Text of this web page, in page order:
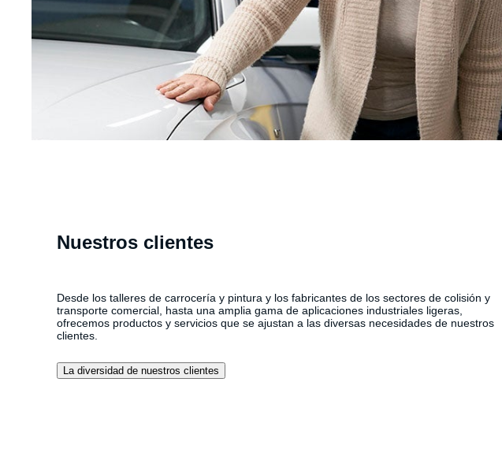
Nuestros clientes
Desde los talleres de carrocería y pintura y los fabricantes de los sectores de colisión y
transporte comercial, hasta una amplia gama de aplicaciones industriales ligeras,
ofrecemos productos y servicios que se ajustan a las diversas necesidades de nuestros
clientes.
La diversidad de nuestros clientes